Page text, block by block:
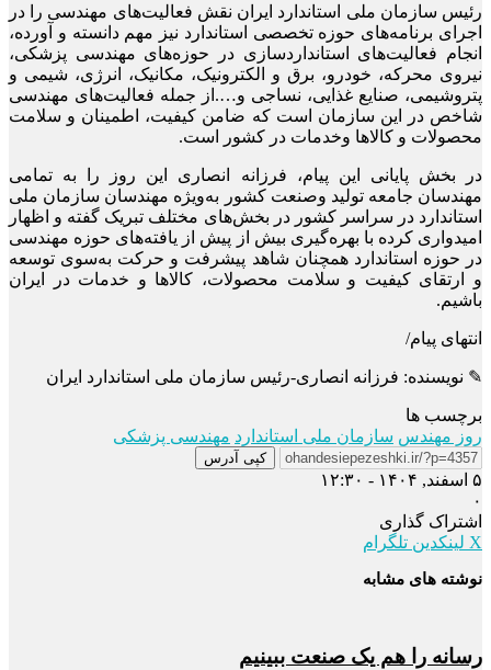
رئیس سازمان ملی استاندارد ایران نقش فعالیت‌های مهندسی را در
اجرای برنامه‌های حوزه تخصصی استاندارد نیز مهم دانسته و آورده،
انجام فعالیت‌های استانداردسازی در حوزه‌های مهندسی پزشکی،
نیروی محرکه، خودرو، برق و الکترونیک، مکانیک، انرژی، شیمی و
پتروشیمی، صنایع غذایی، نساجی و….از جمله فعالیت‌های مهندسی
شاخص در این سازمان است که ضامن کیفیت، اطمینان و سلامت
محصولات و کالاها وخدمات در کشور است.
در بخش پایانی این پیام، فرزانه انصاری این روز را به تمامی
مهندسان جامعه تولید وصنعت کشور به‌ویژه مهندسان سازمان ملی
استاندارد در سراسر کشور در بخش‌های مختلف تبریک گفته و اظهار
امیدواری کرده با بهره‌گیری بیش از پیش از یافته‌های حوزه مهندسی
در حوزه استاندارد همچنان شاهد پیشرفت و حرکت به‌سوی توسعه
و ارتقای کیفیت و سلامت محصولات، کالاها و خدمات در ایران
باشیم.
انتهای پیام/
✎ نویسنده: فرزانه انصاری-رئیس سازمان ملی استاندارد ایران
برچسب ها
روز مهندس سازمان ملی استاندارد مهندسی پزشکی
کپی آدرس
۵ اسفند, ۱۴۰۴ - ۱۲:۳۰
۰
اشتراک گذاری
X لینکدین تلگرام
نوشته های مشابه
رسانه را هم یک صنعت ببینیم